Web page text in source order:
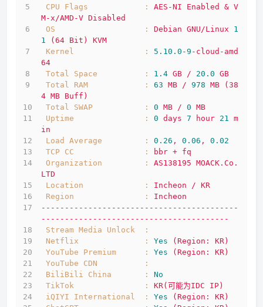
CPU Flags            :
AES-NI Enabled & V
M-x/AMD-V Disabled
OS                   :
Debian GNU/Linux
1
1
(64 Bit)
KVM
Kernel               :
5.10 .0 -9 -cloud-amd
64
Total Space          :
1.4 GB / 20.0 GB
Total RAM            :
63 MB / 978 MB
(38
4 MB Buff)
Total SWAP           :
0 MB / 0 MB
Uptime               :
0 days 7 hour 21
m
in
Load Average         :
0.26 , 0.06 ,
0.02
TCP CC               :
bbr + fq
Organization         :
AS138195 MOACK.Co.
LTD
Location             :
Incheon / KR
Region               :
Incheon
------------------------------------------
----------------------------------------
Stream Media Unlock  :
Netflix              :
Yes (Region:
KR)
YouTube Premium      :
Yes (Region:
KR)
YouTube CDN          :
BiliBili China       :
No
TikTok               :
KR(可能为IDC
IP)
iQIYI International  :
Yes (Region:
KR)